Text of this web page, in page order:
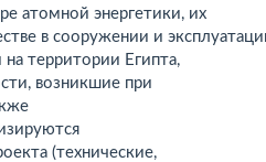
атомной энергетики, их
в сооружении и
территории Египта,
возникшие при
(технические,